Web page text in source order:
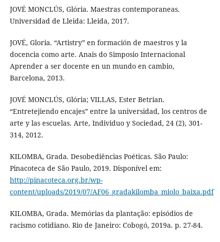
JOVÉ MONCLÚS, Glória. Maestras contemporaneas.
Universidad de Lleida: Lleida, 2017.
JOVÉ, Gloria. “Artistry” en formación de maestros y la
docencia como arte. Anais do Simposio Internacional
Aprender a ser docente en un mundo en cambio,
Barcelona, 2013.
JOVÉ MONCLÚS, Glória; VILLAS, Ester Betrian.
“Entretejiendo encajes” entre la universidad, los centros de
arte y las escuelas. Arte, Individuo y Sociedad, 24 (2), 301-
314, 2012.
KILOMBA, Grada. Desobediências Poéticas. São Paulo:
Pinacoteca de São Paulo, 2019. Disponível em:
http://pinacoteca.org.br/wp-
content/uploads/2019/07/AF06_gradakilomba_miolo_baixa.pdf
KILOMBA, Grada. Memórias da plantação: episódios de
racismo cotidiano. Rio de Janeiro: Cobogó, 2019a. p. 27-84.